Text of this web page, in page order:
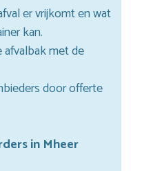
er vrijkomt en wat
kan.
met de
door offerte
in Mheer